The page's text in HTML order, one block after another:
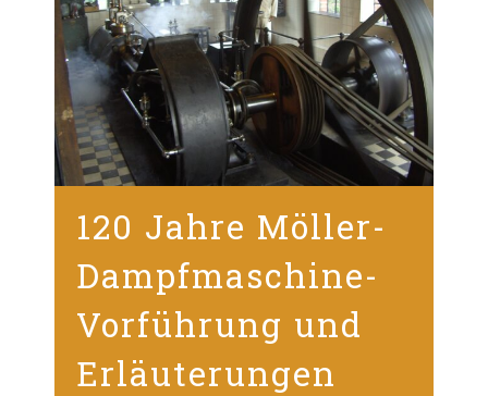
120 Jahre Möller-
Dampfmaschine-
Vorführung und
Erläuterungen